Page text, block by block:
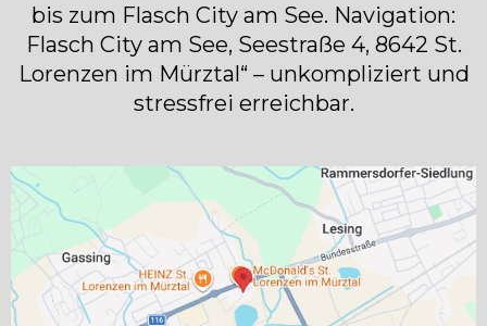
bis zum Flasch City am See. Navigation:
Flasch City am See, Seestraße 4, 8642 St.
Lorenzen im Mürztal“ – unkompliziert und
stressfrei erreichbar.